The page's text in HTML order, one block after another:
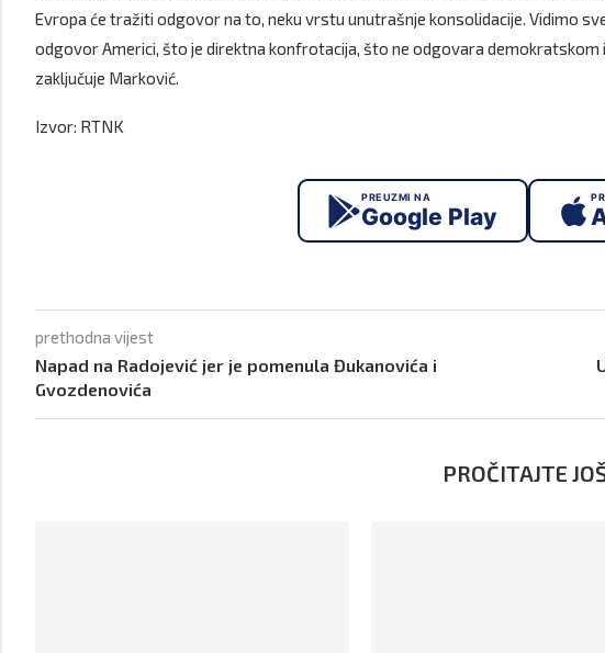
Evropa će tražiti odgovor na to, neku vrstu unutrašnje konsolidacije. Vidimo
odgovor Americi, što je direktna konfrotacija, što ne odgovara demokratskom
zaključuje Marković.
Izvor: RTNK
PREUZMI NA
Google Play
prethodna vijest
Napad na Radojević jer je pomenula Đukanovića i
Gvozdenovića
PROČITAJTE